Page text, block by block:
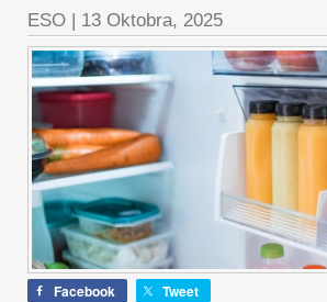
ESO | 13 Oktobra, 2025
Facebook Tweet